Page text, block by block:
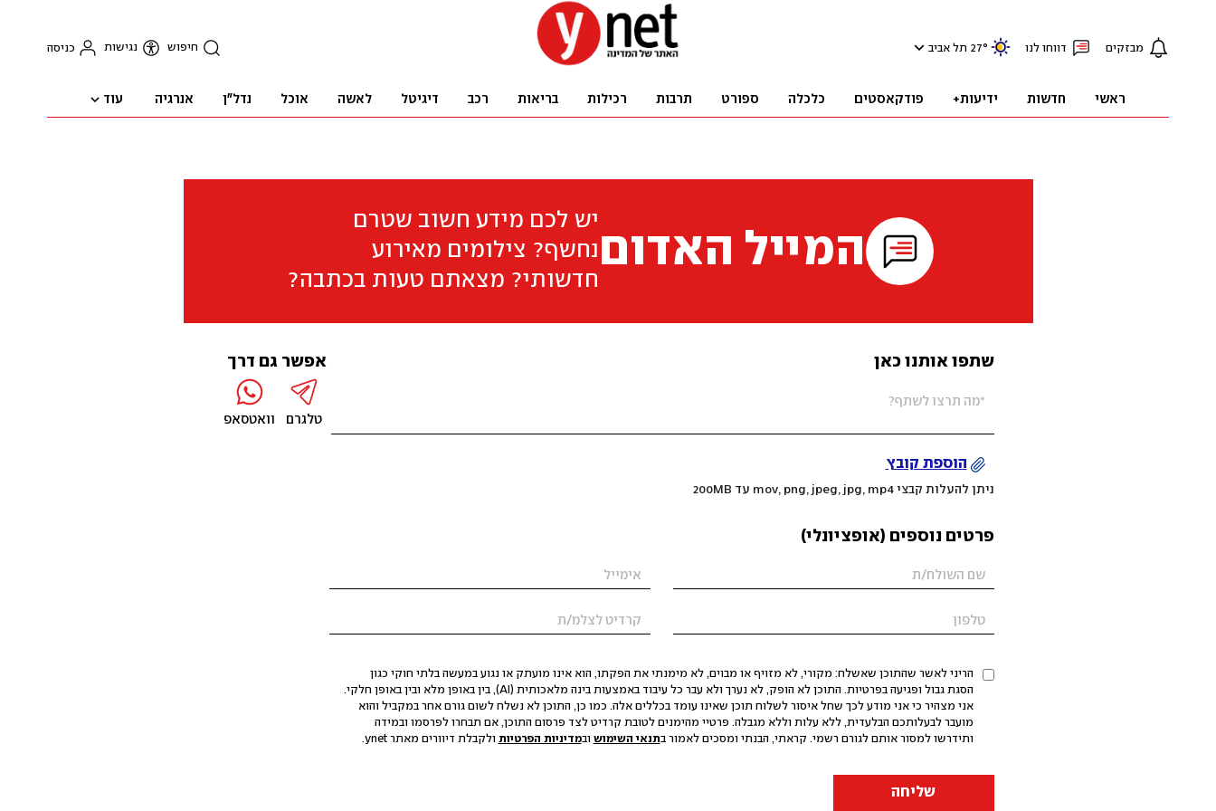
מבזקים דווחו לנו 27° תל אביב חיפוש נגישות כניסה
ראשי חדשות ידיעות+ פודקאסטים כלכלה ספורט תרבות רכילות בריאות רכב דיגיטל לאשה אוכל נדל"ן אנרגיה עוד
המייל האדום
יש לכם מידע חשוב שטרם
נחשף? צילומים מאירוע
חדשותי? מצאתם טעות בכתבה?
שתפו אותנו כאן
הוספת קובץ
ניתן להעלות קבצי mov, png, jpeg, jpg, mp4 עד 200MB
פרטים נוספים (אופציונלי)
הריני לאשר שהתוכן שאשלח: מקורי, לא מזויף או מבוים, לא מימנתי את הפקתו, הוא אינו מועתק או נגוע במעשה בלתי חוקי כגון
הסגת גבול ופגיעה בפרטיות. התוכן לא הופק, לא נערך ולא עבר כל עיבוד באמצעות בינה מלאכותית (AI), בין באופן מלא ובין באופן חלקי.
אני מצהיר כי אני מודע לכך שחל איסור לשלוח תוכן שאינו עומד בכללים אלה. כמו כן, התוכן לא נשלח לשום גורם אחר במקביל והוא
מועבר לבעלותכם הבלעדית, ללא עלות וללא מגבלה. פרטיי מהימנים לטובת קרדיט לצד פרסום התוכן, אם תבחרו לפרסמו ובמידה
ותידרשו למסור אותם לגורם רשמי. קראתי, הבנתי ומסכים לאמור בתנאי השימוש ובמדיניות הפרטיות ולקבלת דיוורים מאתר ynet.
שליחה
אפשר גם דרך
טלגרם וואטסאפ